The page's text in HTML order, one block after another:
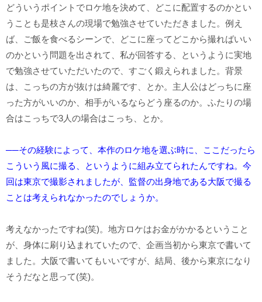
どういうポイントでロケ地を決めて、どこに配置するのかとい
うことも是枝さんの現場で勉強させていただきました。例え
ば、ご飯を食べるシーンで、どこに座ってどこから撮ればいい
のかという問題を出されて、私が回答する、というように実地
で勉強させていただいたので、すごく鍛えられました。背景
は、こっちの方が抜けは綺麗です、とか。主人公はどっちに座
った方がいいのか、相手がいるならどう座るのか。ふたりの場
合はこっちで3人の場合はこっち、とか。
──その経験によって、本作のロケ地を選ぶ時に、ここだったら
こういう風に撮る、というように組み立てられたんですね。今
回は東京で撮影されましたが、監督の出身地である大阪で撮る
ことは考えられなかったのでしょうか。
考えなかったですね(笑)。地方ロケはお金がかかるということ
が、身体に刷り込まれていたので、企画当初から東京で書いて
ました。大阪で書いてもいいですが、結局、後から東京になり
そうだなと思って(笑)。